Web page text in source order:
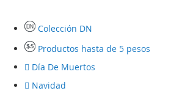
Colección DN
Productos hasta de 5 pesos
Día De Muertos
Navidad